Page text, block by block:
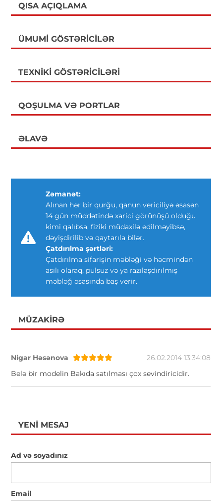
QISA AÇIQLAMA
ÜMUMI GÖSTƏRICILƏR
TEXNIKI GÖSTƏRICILƏRI
QOŞULMA VƏ PORTLAR
ƏLAVƏ
Zəmanət:
Alınan hər bir qurğu, qanun vericiliyə əsasən
14 gün müddətində xarici görünüşü olduğu
kimi qalıbsa, fiziki müdaxilə edilməyibsə,
dəyişdirilib və qaytarıla bilər.
Çatdırılma şərtləri:
Çatdırılma sifarişin məbləği və həcmindən
asılı olaraq, pulsuz və ya razılaşdırılmış
məbləğ əsasında baş verir.
MÜZAKIRƏ
Nigar Həsənova
26.02.2014 13:34:08
Belə bir modelin Bakıda satılması çox sevindiricidir.
YENI MESAJ
Ad və soyadınız
Email